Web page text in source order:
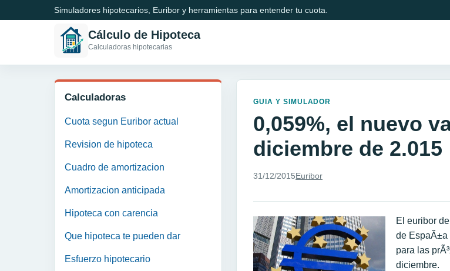
Simuladores hipotecarios, Euribor y herramientas para entender tu cuota.
Cálculo de Hipoteca
Calculadoras hipotecarias
Calculadoras
Cuota segun Euribor actual
Revision de hipoteca
Cuadro de amortizacion
Amortizacion anticipada
Hipoteca con carencia
Que hipoteca te pueden dar
Esfuerzo hipotecario
GUIA Y SIMULADOR
0,059%, el nuevo
diciembre de 2.015
31/12/2015Euribor
El euribor
de EspaÃ±a
para las
diciembre.